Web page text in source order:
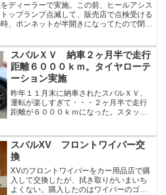
ディーラーで実施。この前、ヒールアシス
ップランプ点滅して、販売店で点検受ける
、ボンネットが半開きになってたので閉め
スバルＸＶ 納車２ヶ月半で走行
距離６０００ｋｍ。タイヤローテ
ーション実施
昨年１１月末に納車されたスバルＸＶ、
運転が楽しすぎて・・・２ヶ月半で走行
距離が６０００ｋｍになった。スタッド
用した工具は以下の３つ・トルクレン
チ・インパクトレンチ・フロ...
スバルXV フロントワイパー交
換
XVのフロントワイパーをカー用品店で購
入して交換したが、拭き取りがいまいち
よくない。購入したのはワイパーのゴム